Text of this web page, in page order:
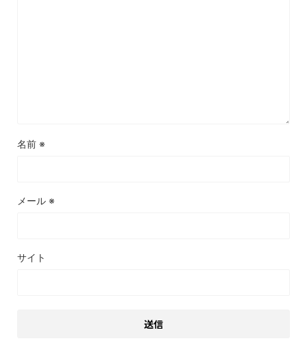
名前 ※
メール ※
サイト